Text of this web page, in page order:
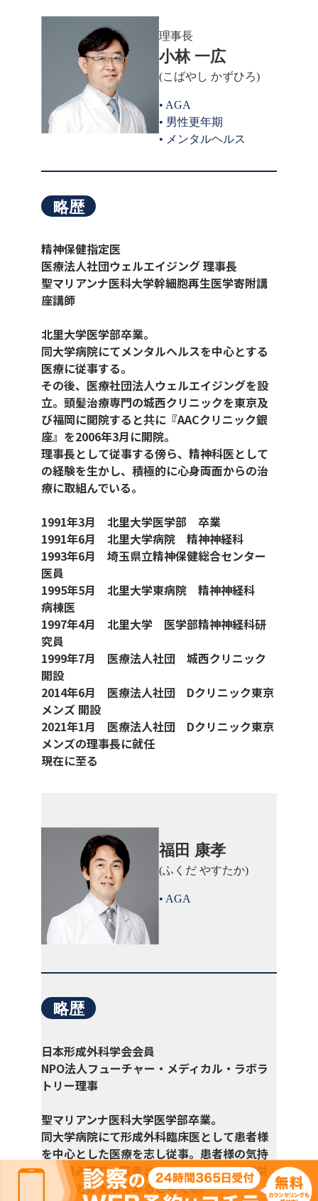
理事長
小林 一広
(こばやし かずひろ)
• AGA
• 男性更年期
• メンタルヘルス
略歴
精神保健指定医
医療法人社団ウェルエイジング 理事長
聖マリアンナ医科大学幹細胞再生医学寄附講
座講師
北里大学医学部卒業。
同大学病院にてメンタルヘルスを中心とする
医療に従事する。
その後、医療社団法人ウェルエイジングを設
立。頭髪治療専門の城西クリニックを東京及
び福岡に開院すると共に『AACクリニック銀
座』を2006年3月に開院。
理事長として従事する傍ら、精神科医として
の経験を生かし、積極的に心身両面からの治
療に取組んでいる。
1991年3月 北里大学医学部 卒業
1991年6月 北里大学病院 精神神経科
1993年6月 埼玉県立精神保健総合センター
医員
1995年5月 北里大学東病院 精神神経科
病棟医
1997年4月 北里大学 医学部精神神経科研
究員
1999年7月 医療法人社団 城西クリニック
開設
2014年6月 医療法人社団 Dクリニック東京
メンズ 開設
2021年1月 医療法人社団 Dクリニック東京
メンズの理事長に就任
現在に至る
福田 康孝
(ふくだ やすたか)
• AGA
略歴
日本形成外科学会会員
NPO法人フューチャー・メディカル・ラボラ
トリー理事
聖マリアンナ医科大学医学部卒業。
同大学病院にて形成外科臨床医として患者様
を中心とした医療を志し従事。患者様の気持
ちを汲み取り、医者としてできることを提供
することが大事であると考える。